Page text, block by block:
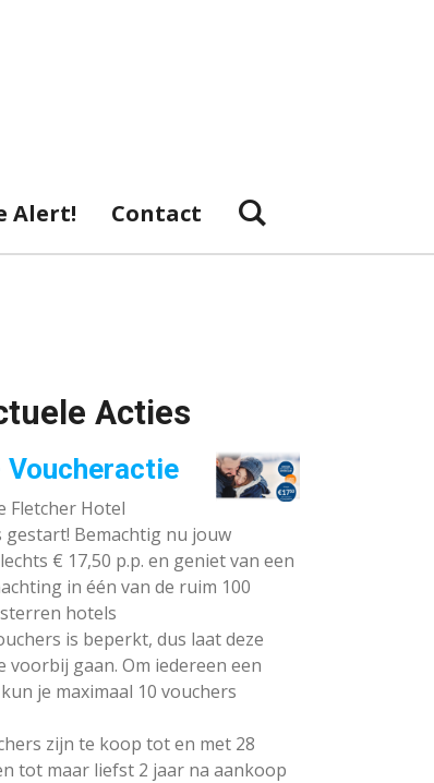
Alert! Contact
Acties
Voucheractie
Fletcher Hotel
gestart! Bemachtig nu jouw
€ 17,50 p.p. en geniet van een
in één van de ruim 100
hotels
is beperkt, dus laat deze
voorbij gaan. Om iedereen een
je maximaal 10 vouchers
zijn te koop tot en met 28
tot maar liefst 2 jaar na aankoop